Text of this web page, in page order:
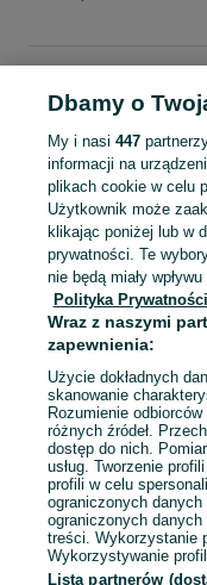
Pomorskie
Czasopisma -
KATEGORIA
Mapa kategorii
Mapa miejscowości
Mapa ministron
Popularne wyszukiwania
Dbamy o
My i nasi 447
informacji na
plikach cookie w celu
Użytkownik może
klikając poniżej lub w
prywatności. Te
nie będą miały
Polityka Prywatności
Wraz z naszymi
zapewnienia:
Użycie dokładnych
skanowanie
Rozumienie
różnych źródeł.
dostęp do nich.
usług. Tworzenie
profili w celu
ograniczonych
ograniczonych
treści. Wykorzystanie
Wykorzystywanie
Lista partnerów